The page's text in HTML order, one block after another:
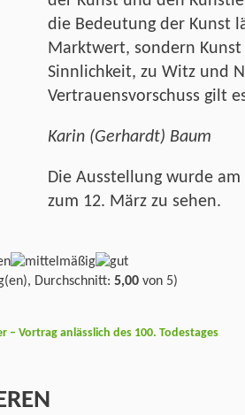
die Bedeutung der Kunst
Marktwert, sondern
Sinnlichkeit, zu Witz und
Vertrauensvorschuss gilt
Karin (Gerhardt) Baum
Die Ausstellung wurde
zum 12. März zu sehen.
Durchschnitt: 5,00 von 5)
– Vortrag anlässlich des 100. Todestages